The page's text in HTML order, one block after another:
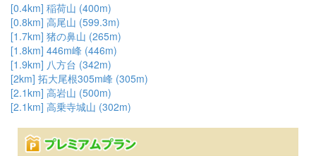
[0.4km] 稲荷山 (400m)
[0.8km] 高尾山 (599.3m)
[1.7km] 猪の鼻山 (265m)
[1.8km] 446m峰 (446m)
[1.9km] 八方台 (342m)
[2km] 拓大尾根305m峰 (305m)
[2.1km] 高岩山 (500m)
[2.1km] 高乗寺城山 (302m)